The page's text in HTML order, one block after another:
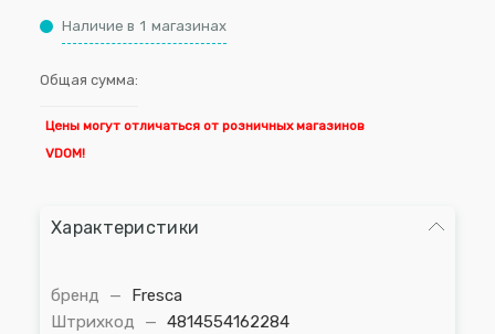
Наличие в 1 магазинах
Общая сумма:
Цены могут отличаться от розничных магазинов
VDOM!
Характеристики
бренд —
Fresca
Штрихкод
— 4814554162284